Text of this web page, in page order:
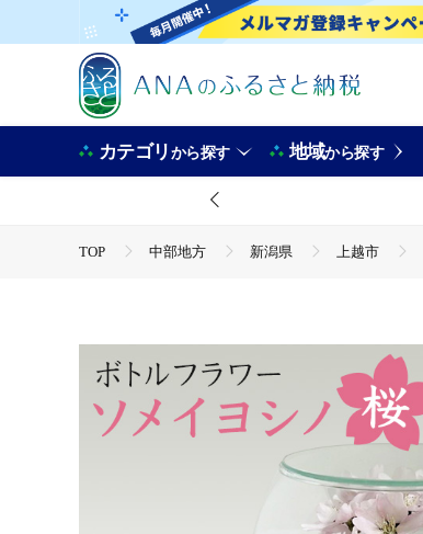
カテゴリから探す 地域から探す
TOP 中部地方 新潟県 上越市